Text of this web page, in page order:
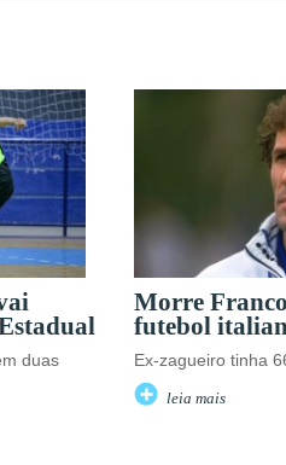
duas
Morre
futebol
Ex-zagueiro tinha
leia mais